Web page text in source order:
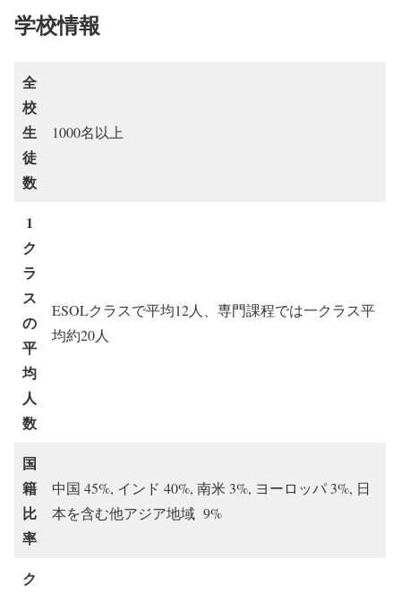
学校情報
全
校
生
徒
数
1000名以上
1
ク
ラ
ス
の
平
均
人
数
ESOLクラスで平均12人、専門課程では一クラス平
均約20人
国
籍
比
率
中国 45%, インド 40%, 南米 3%, ヨーロッパ 3%, 日
本を含む他アジア地域 9%
ク